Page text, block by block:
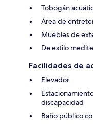
Tobogán
Área de
Muebles de
De estilo
Facilidades de
Elevador
discapacidad
Baño público